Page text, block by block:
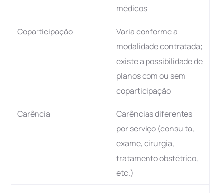
médicos
Coparticipação
Varia conforme a
modalidade contratada;
existe a possibilidade de
planos com ou sem
coparticipação
Carência
Carências diferentes
por serviço (consulta,
exame, cirurgia,
tratamento obstétrico,
etc.)